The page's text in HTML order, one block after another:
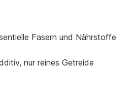
Fasern und Nährstoffe
nur reines Getreide